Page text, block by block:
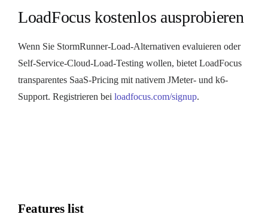
LoadFocus kostenlos ausprobieren
Wenn Sie StormRunner-Load-Alternativen evaluieren oder
Self-Service-Cloud-Load-Testing wollen, bietet LoadFocus
transparentes SaaS-Pricing mit nativem JMeter- und k6-
Support. Registrieren bei loadfocus.com/signup.
Features list